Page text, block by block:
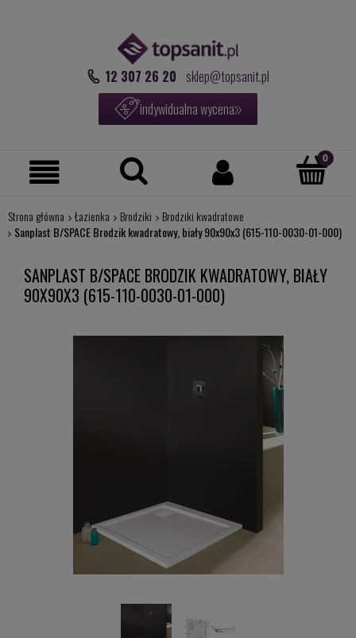
12 307 26 20 sklep@topsanit.pl
indywidualna wycena
Strona główna Łazienka Brodziki
Brodziki kwadratowe
Sanplast B/SPACE Brodzik kwadratowy, biały 90x90x3 (615-110-0030-01-000)
SANPLAST B/SPACE BRODZIK KWADRATOWY, BIAŁY
90X90X3 (615-110-0030-01-000)